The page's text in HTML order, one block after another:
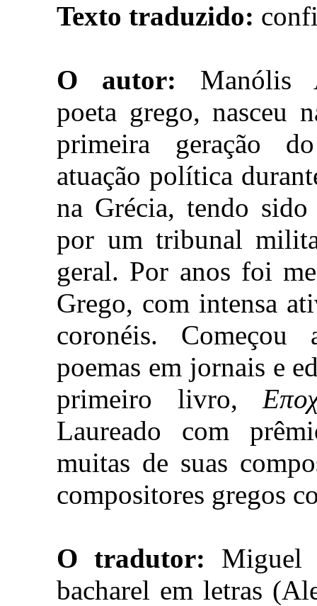
Texto traduzido:
O autor: Manólis
poeta grego, nasceu
primeira geração
atuação política
na Grécia, tendo
por um tribunal
geral. Por anos foi
Grego, com intensa
coronéis.
poemas em jornais e
primeiro livro,
Laureado com
muitas de suas
compositores gregos
O tradutor: Miguel
bacharel em letras